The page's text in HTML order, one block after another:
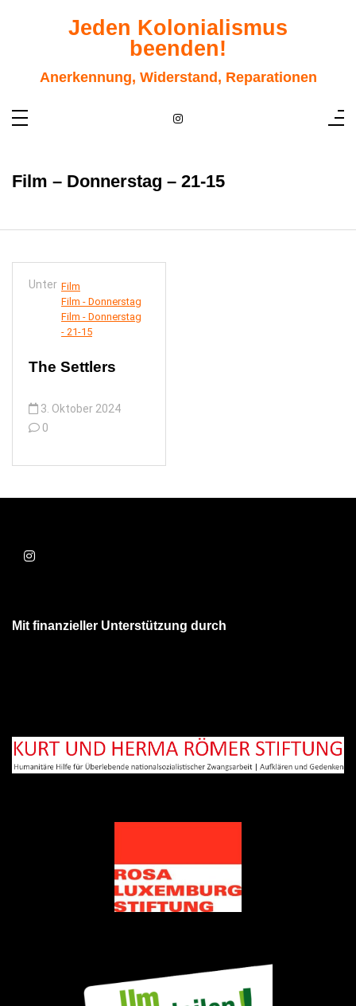
Jeden Kolonialismus
beenden!
Anerkennung, Widerstand, Reparationen
Film – Donnerstag – 21-15
Unter Film
Film - Donnerstag
Film - Donnerstag
- 21-15
The Settlers
3. Oktober 2024
0
Mit finanzieller Unterstützung durch